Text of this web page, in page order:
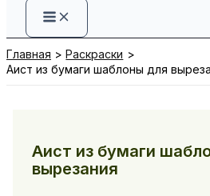
Главная
Раскраски
Аист из бумаги шаблоны для
Аист из бумаги
вырезания